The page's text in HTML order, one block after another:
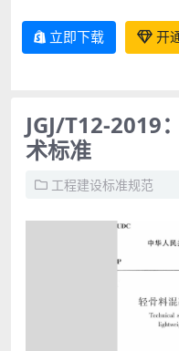
立即下载 开
JGJ/T12-2019
术标准
工程建设标准规范